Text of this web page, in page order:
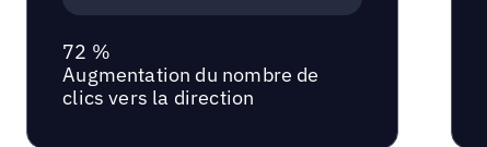
72 %
Augmentation du nombre de
clics vers la direction